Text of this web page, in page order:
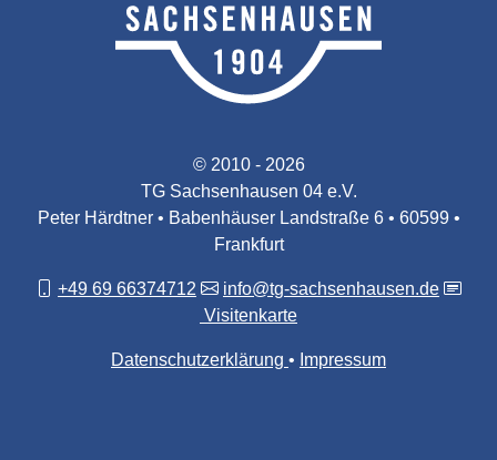
© 2010 - 2026
TG Sachsenhausen 04 e.V.
Peter Härdtner • Babenhäuser Landstraße 6 • 60599 •
Frankfurt
+49 69 66374712
info@tg-sachsenhausen.de
Visitenkarte
Datenschutzerklärung Impressum